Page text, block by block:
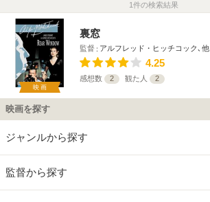
1件の検索結果
映画
裏窓
監督 アルフレッド・ヒッチコック､他
4.25
感想数 2 観た人 2
映画を探す
ジャンルから探す
監督から探す